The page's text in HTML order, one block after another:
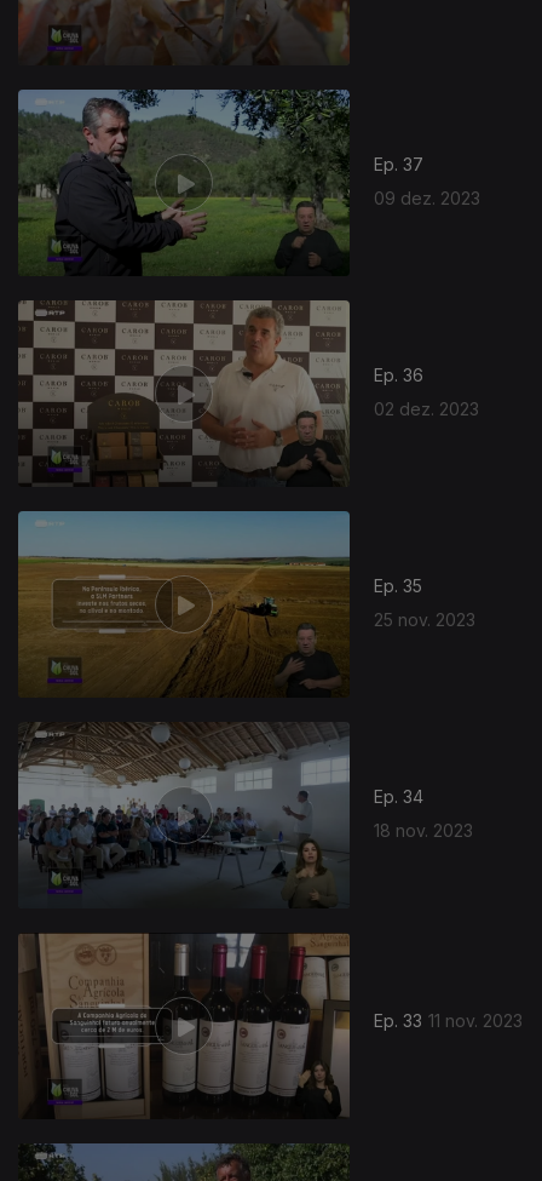
Ep. 37
09 dez. 2023
Ep. 36
02 dez. 2023
Ep. 35
25 nov. 2023
Ep. 34
18 nov. 2023
Ep. 33 11 nov. 2023